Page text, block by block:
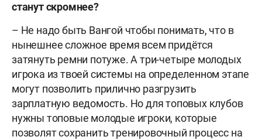
станут скромнее?
– Не надо быть Вангой чтобы понимать, что в
нынешнее сложное время всем придётся
затянуть ремни потуже. А три-четыре молодых
игрока из твоей системы на определенном этапе
могут позволить прилично разгрузить
зарплатную ведомость. Но для топовых клубов
нужны топовые молодые игроки, которые
позволят сохранить тренировочный процесс на